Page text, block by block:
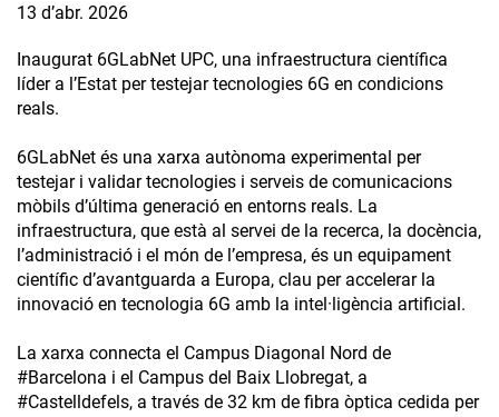
13 d’abr. 2026
Inaugurat 6GLabNet UPC, una infraestructura científica
líder a l’Estat per testejar tecnologies 6G en condicions
reals.
6GLabNet és una xarxa autònoma experimental per
testejar i validar tecnologies i serveis de comunicacions
mòbils d’última generació en entorns reals. La
infraestructura, que està al servei de la recerca, la docència,
l’administració i el món de l’empresa, és un equipament
científic d’avantguarda a Europa, clau per accelerar la
innovació en tecnologia 6G amb la intel·ligència artificial.
La xarxa connecta el Campus Diagonal Nord de
#Barcelona i el Campus del Baix Llobregat, a
#Castelldefels, a través de 32 km de fibra òptica cedida per